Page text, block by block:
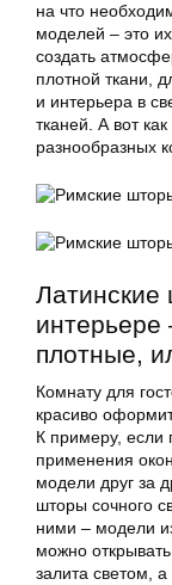
на что
моделей – это
создать
плотной ткани,
и интерьера в
тканей. А вот
разнообразных
Латинские
интерьере
плотные,
Комнату для
красиво
К примеру, если
применения
модели друг за
шторы сочного
ними – модели
можно
залита светом,